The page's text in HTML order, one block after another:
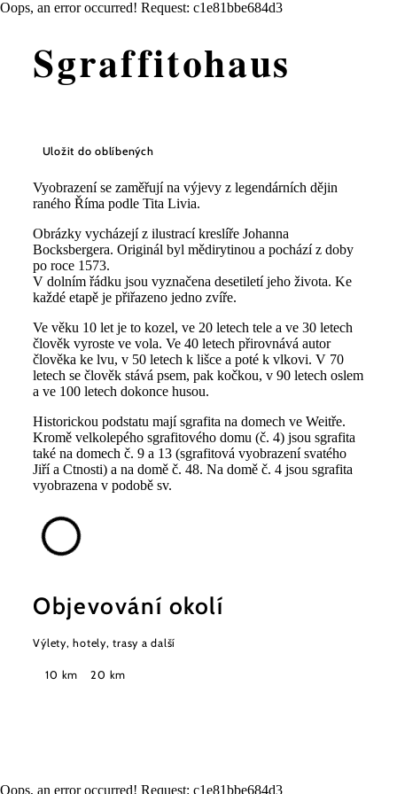
Oops, an error occurred! Request: c1e81bbe684d3
Sgraffitohaus
Uložit do oblíbených
Vyobrazení se zaměřují na výjevy z legendárních dějin
raného Říma podle Tita Livia.
Obrázky vycházejí z ilustrací kreslíře Johanna
Bocksbergera. Originál byl mědirytinou a pochází z doby
po roce 1573.
V dolním řádku jsou vyznačena desetiletí jeho života. Ke
každé etapě je přiřazeno jedno zvíře.
Ve věku 10 let je to kozel, ve 20 letech tele a ve 30 letech
člověk vyroste ve vola. Ve 40 letech přirovnává autor
člověka ke lvu, v 50 letech k lišce a poté k vlkovi. V 70
letech se člověk stává psem, pak kočkou, v 90 letech oslem
a ve 100 letech dokonce husou.
Historickou podstatu mají sgrafita na domech ve Weitře.
Kromě velkolepého sgrafitového domu (č. 4) jsou sgrafita
také na domech č. 9 a 13 (sgrafitová vyobrazení svatého
Jiří a Ctnosti) a na domě č. 48. Na domě č. 4 jsou sgrafita
vyobrazena v podobě sv.
Objevování okolí
Výlety, hotely, trasy a další
Poloměr
10 km 20 km
Oops, an error occurred! Request: c1e81bbe684d3